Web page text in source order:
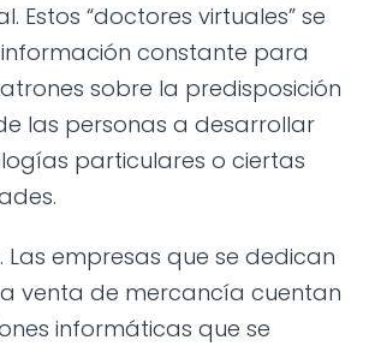
Estos “doctores virtuales” se
constante para
sobre la predisposición
las personas a desarrollar
particulares o ciertas
. Las empresas que se dedican
venta de mercancía cuentan
informáticas que se